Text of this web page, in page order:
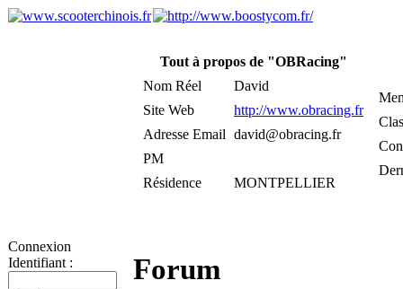
Connexion
Identifiant :
Tout à propos de "OBRacing"
Nom Réel
David
Site Web
http://www.obracing.fr
Adresse Email david@obracing.fr
PM
Résidence
MONTPELLIER
Forum